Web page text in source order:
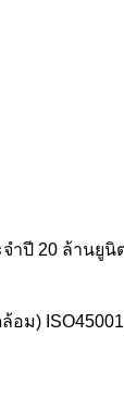
าปี 20 ล้านยูนิ
อม)